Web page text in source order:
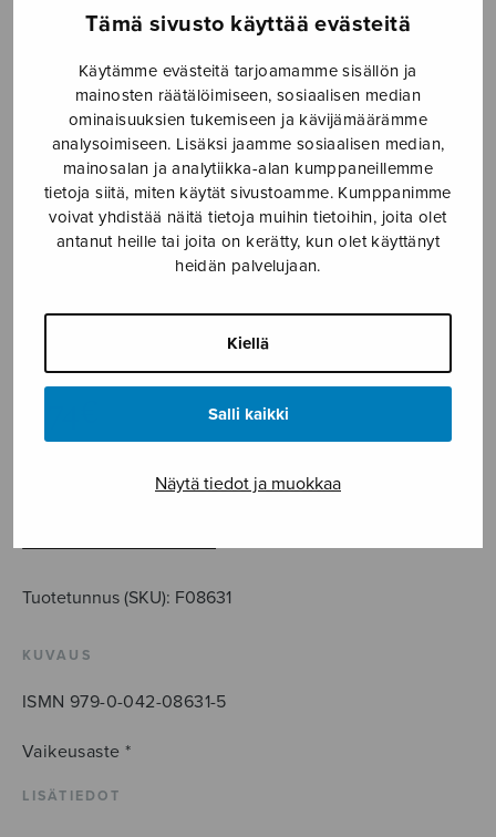
Tämä sivusto käyttää evästeitä
Käytämme evästeitä tarjoamamme sisällön ja
mainosten räätälöimiseen, sosiaalisen median
ominaisuuksien tukemiseen ja kävijämäärämme
analysoimiseen. Lisäksi jaamme sosiaalisen median,
mainosalan ja analytiikka-alan kumppaneillemme
tietoja siitä, miten käytät sivustoamme. Kumppanimme
voivat yhdistää näitä tietoja muihin tietoihin, joita olet
antanut heille tai joita on kerätty, kun olet käyttänyt
heidän palvelujaan.
Kiellä
Salli kaikki
Näytä tiedot ja muokkaa
› Nuottikauppa › Sekakuoro
›
Kotikirkkoni
Tuotetunnus (SKU): F08631
KUVAUS
ISMN 979-0-042-08631-5
Vaikeusaste *
LISÄTIEDOT